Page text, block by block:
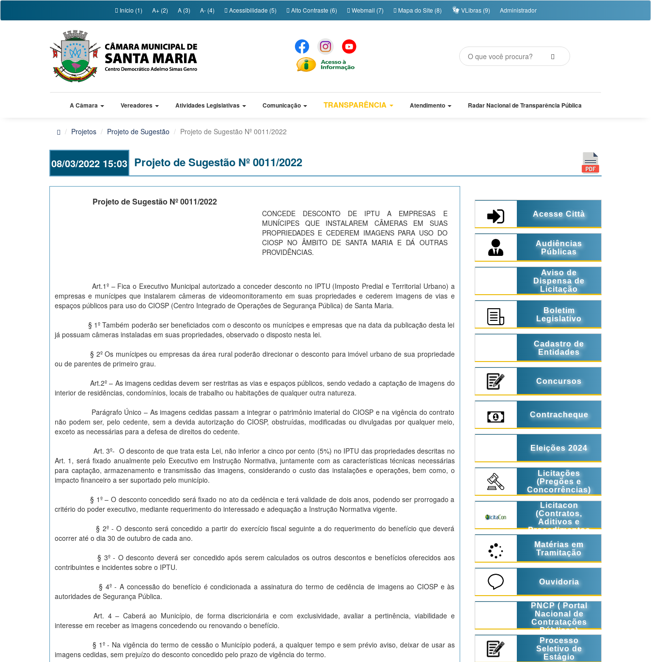
Início (1) A+ (2) A (3) A- (4) Acessibilidade (5) Alto Contraste (6) Webmail (7) Mapa do Site (8) VLibras (9) Administrador
A Câmara Vereadores Atividades Legislativas Comunicação TRANSPARÊNCIA Atendimento Radar Nacional de Transparência Pública
Projetos Projeto de Sugestão Projeto de Sugestão Nº 0011/2022
08/03/2022 15:03 Projeto de Sugestão Nº 0011/2022
Projeto de Sugestão Nº 0011/2022
CONCEDE DESCONTO DE IPTU A EMPRESAS E
MUNÍCIPES QUE INSTALAREM CÂMERAS EM SUAS
PROPRIEDADES E CEDEREM IMAGENS PARA USO DO
CIOSP NO ÂMBITO DE SANTA MARIA E DÁ OUTRAS
PROVIDÊNCIAS.
Art.1º – Fica o Executivo Municipal autorizado a conceder desconto no IPTU (Imposto Predial e Territorial Urbano) a
empresas e munícipes que instalarem câmeras de videomonitoramento em suas propriedades e cederem imagens de vias e
espaços públicos para uso do CIOSP (Centro Integrado de Operações de Segurança Pública) de Santa Maria.
§ 1º Também poderão ser beneficiados com o desconto os munícipes e empresas que na data da publicação desta lei
já possuam câmeras instaladas em suas propriedades, observado o disposto nesta lei.
§ 2º Os munícipes ou empresas da área rural poderão direcionar o desconto para imóvel urbano de sua propriedade
ou de parentes de primeiro grau.
Art.2º – As imagens cedidas devem ser restritas as vias e espaços públicos, sendo vedado a captação de imagens do
interior de residências, condomínios, locais de trabalho ou habitações de qualquer outra natureza.
Parágrafo Único – As imagens cedidas passam a integrar o patrimônio imaterial do CIOSP e na vigência do contrato
não podem ser, pelo cedente, sem a devida autorização do CIOSP, obstruídas, modificadas ou divulgadas por qualquer meio,
exceto as necessárias para a defesa de direitos do cedente.
Art. 3º- O desconto de que trata esta Lei, não inferior a cinco por cento (5%) no IPTU das propriedades descritas no
Art. 1, será fixado anualmente pelo Executivo em Instrução Normativa, juntamente com as características técnicas necessárias
para captação, armazenamento e transmissão das imagens, considerando o custo das instalações e operações, bem como, o
impacto financeiro a ser suportado pelo município.
§ 1º – O desconto concedido será fixado no ato da cedência e terá validade de dois anos, podendo ser prorrogado a
critério do poder executivo, mediante requerimento do interessado e adequação a Instrução Normativa vigente.
§ 2º - O desconto será concedido a partir do exercício fiscal seguinte a do requerimento do benefício que deverá
ocorrer até o dia 30 de outubro de cada ano.
§ 3º - O desconto deverá ser concedido após serem calculados os outros descontos e benefícios oferecidos aos
contribuintes e incidentes sobre o IPTU.
§ 4º - A concessão do benefício é condicionada a assinatura do termo de cedência de imagens ao CIOSP e às
autoridades de Segurança Pública.
Art. 4 – Caberá ao Município, de forma discricionária e com exclusividade, avaliar a pertinência, viabilidade e
interesse em receber as imagens concedendo ou renovando o benefício.
§ 1º - Na vigência do termo de cessão o Município poderá, a qualquer tempo e sem prévio aviso, deixar de usar as
imagens cedidas, sem prejuízo do desconto concedido pelo prazo de vigência do termo.
Acesse Città
Audiências
Públicas
Aviso de
Dispensa de
Licitação
Boletim
Legislativo
Cadastro de
Entidades
Concursos
Contracheque
Eleições 2024
Licitações
(Pregões e
Concorrências)
Licitacon
(Contratos,
Aditivos e
Procedimentos
Matérias em
Tramitação
Ouvidoria
PNCP ( Portal
Nacional de
Contratações
Públicas)
Processo
Seletivo de
Estágio